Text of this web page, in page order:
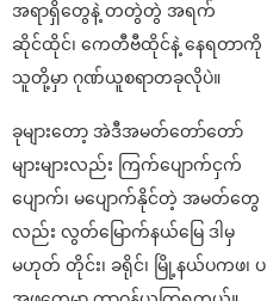
အရာရှိတွေနဲ့ တတွဲတွဲ အရက်
ဆိုင်ထိုင်၊ ကေတီဗီထိုင်နဲ့ နေရတာကို
သူတို့မှာ ဂုဏ်ယူစရာတခုလိုပဲ။
ခုများတော့ အဲဒီအမတ်တော်တော်
များများလည်း ကြက်ပျောက်ငှက်
ပျောက်၊ မပျောက်နိုင်တဲ့ အမတ်တွေ
လည်း လွတ်မြောက်နယ်မြေ ဒါမှ
မဟုတ် တိုင်း၊ ခရိုင်၊ မြို့နယ်ပကဖ၊ ပ